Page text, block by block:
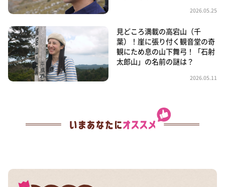
2026.05.25
見どころ満載の高宕山（千
葉）！崖に張り付く観音堂の奇
観にため息の山下舞弓！「石射
太郎山」の名前の謎は？
2026.05.11